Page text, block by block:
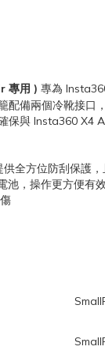
專用 ) 專為
配備兩個冷靴接
保與 Insta360 X4
全方位防刮保護
池，操作更方便有